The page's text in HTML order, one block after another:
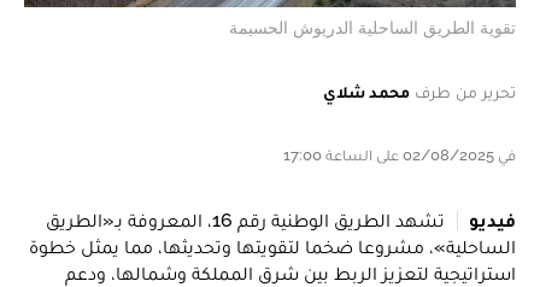
تقوية الطريق الساحلية الدريوش الحسيمة
تحرير من طرف محمد شلاي
في 02/08/2025 على الساعة 17:00
فيديو
تشهد الطريق الوطنية رقم 16، المعروفة بـ«الطريق
الساحلية»، مشروعا ضخما لتقويتها وتحديثها، مما يمثل خطوة
استراتيجية لتعزيز الربط بين شرق المملكة وشمالها، ودعم